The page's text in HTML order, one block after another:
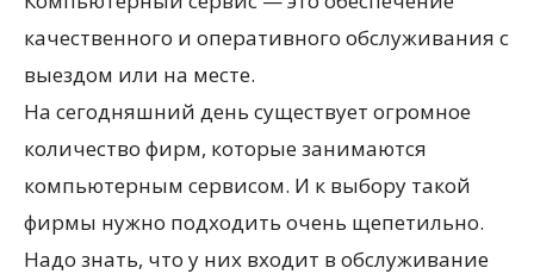
качественного и оперативного обслуживания с
выездом или на месте.
На сегодняшний день существует огромное
количество фирм, которые занимаются
компьютерным сервисом. И к выбору такой
фирмы нужно подходить очень щепетильно.
Надо знать, что у них входит в обслуживание